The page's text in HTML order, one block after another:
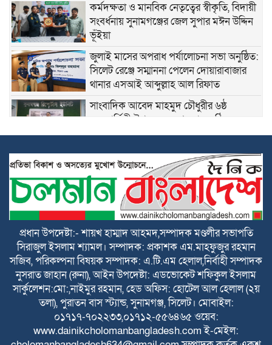
কর্মদক্ষতা ও মানবিক নেতৃত্বের স্বীকৃতি, বিদায়ী
সংবর্ধনায় সুনামগঞ্জের জেল সুপার মঈন উদ্দিন
ভূঁইয়া
জুলাই মাসের অপরাধ পর্যালোচনা সভা অনুষ্ঠিত:
সিলেট রেঞ্জে সম্মাননা পেলেন দোয়ারাবাজার
থানার এসআই আব্দুল্লাহ আল রিফাত
সাংবাদিক আবেদ মাহমুদ চৌধুরীর ৬ষ্ঠ
মৃত্যুবার্ষিকী উপলক্ষে স্মরণসভা অনুষ্ঠিত
শান্তিগঞ্জে বসতঘরে হামলা, লুটপাট ও দখলের
অভিযোগে দ্রুত বিচার ট্রাইব্যুনালে মামলা
কেন্দ্রীয় কৃষক দলের সহ-সাধারণ সম্পাদক
আনিসুল হকের জন্মদিনে সামাজিক
যোগাযোগমাধ্যমে শুভেচ্ছার জোয়ার
হৃদয়ের ডাকের উদ্যোগে কর্ণফুলীতে বৃক্ষরোপণ
ও চারা বিতরণ কর্মসূচি অনুষ্ঠিত
নতুন কুঁড়ি স্পোর্টস জাতীয় ফুটবলে সুনামগঞ্জের
দাপট, জিহাদ টুর্নামেন্টসেরা
প্রধান উপদেষ্টা:- শায়খ হাম্মাদ আহমদ,সম্পাদক মণ্ডলীর সভাপতি
সিরাজুল ইসলাম শ্যামল। সম্পাদক: প্রকাশক এম.মাহফুজুর রহমান
সজিব, পরিকল্পনা বিষয়ক সম্পাদক: এ.টি.এম হেলাল,নির্বাহী সম্পাদক
নুসরাত জাহান (রুনা), আইন উপদেষ্টা: এডভোকেট শফিকুল ইসলাম
সার্কুলেশন:মো:,নাইমুর রহমান, হেড অফিস: হোটেল আল হেলাল (২য়
তলা), পুরাতন বাস স্ট্যান্ড, সুনামগঞ্জ, সিলেট। মোবাইল:
০১৭১৭-৭০২২৩৩,০১৭১২-৫৫৬৪৬৫ ওয়েব:
www.dainikcholomanbangladesh.com ই-মেইল: